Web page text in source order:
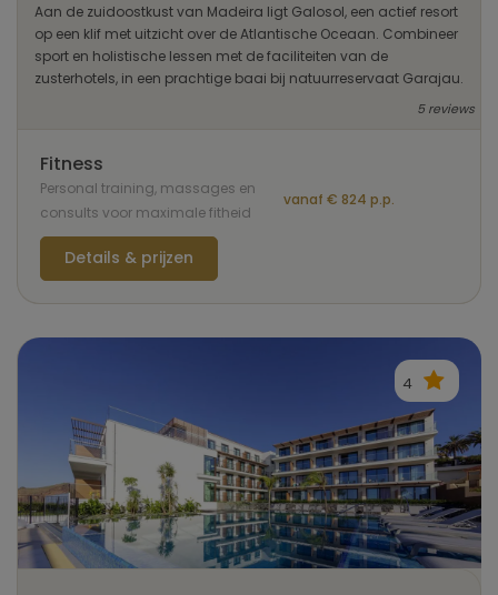
Aan de zuidoostkust van Madeira ligt Galosol, een actief resort
op een klif met uitzicht over de Atlantische Oceaan. Combineer
sport en holistische lessen met de faciliteiten van de
zusterhotels, in een prachtige baai bij natuurreservaat Garajau.
5 reviews
Fitness
Personal training, massages en
consults voor maximale fitheid
vanaf € 824 p.p.
Details & prijzen
4